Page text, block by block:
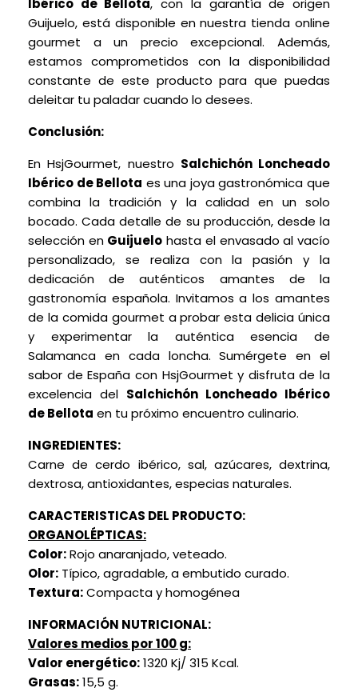
Ibérico de Bellota, con la garantía de origen
Guijuelo, está disponible en nuestra tienda online
gourmet a un precio excepcional. Además,
estamos comprometidos con la disponibilidad
constante de este producto para que puedas
deleitar tu paladar cuando lo desees.
Conclusión:
En HsjGourmet, nuestro Salchichón Loncheado
Ibérico de Bellota es una joya gastronómica que
combina la tradición y la calidad en un solo
bocado. Cada detalle de su producción, desde la
selección en Guijuelo hasta el envasado al vacío
personalizado, se realiza con la pasión y la
dedicación de auténticos amantes de la
gastronomía española. Invitamos a los amantes
de la comida gourmet a probar esta delicia única
y experimentar la auténtica esencia de
Salamanca en cada loncha. Sumérgete en el
sabor de España con HsjGourmet y disfruta de la
excelencia del Salchichón Loncheado Ibérico
de Bellota en tu próximo encuentro culinario.
INGREDIENTES:
Carne de cerdo ibérico, sal, azúcares, dextrina,
dextrosa, antioxidantes, especias naturales.
CARACTERISTICAS DEL PRODUCTO:
ORGANOLÉPTICAS:
Color:Rojo anaranjado, veteado.
Olor: Típico, agradable, a embutido curado.
Textura:Compacta y homogénea
INFORMACIÓN NUTRICIONAL:
Valores medios por 100 g:
Valor energético:1320 Kj/ 315 Kcal.
Grasas:15,5 g.